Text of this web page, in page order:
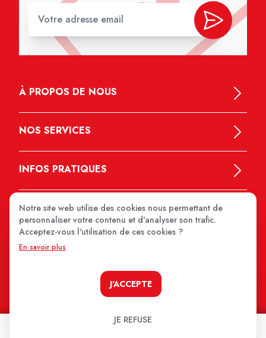
À PROPOS DE NOUS
NOS SERVICES
INFOS PRATIQUES
Notre site web utilise des cookies nous permettant de
personnaliser votre contenu et d'analyser son trafic.
Acceptez-vous l'utilisation de ces cookies ?
En savoir plus
J'ACCEPTE
JE REFUSE